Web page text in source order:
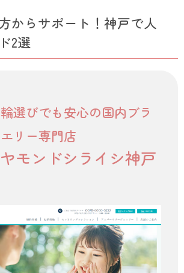
からサポート！神戸で人
2選
選びでも安心の国内ブラ
リー専門店
モンドシライシ神戸